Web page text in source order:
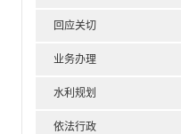
回应关切
业务办理
水利规划
依法行政